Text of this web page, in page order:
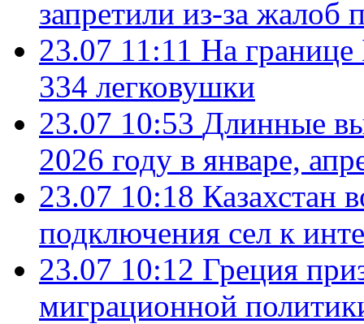
запретили из-за жалоб
23.07 11:11 На границе
334 легковушки
23.07 10:53 Длинные
2026 году в январе,
23.07 10:18 Казахстан
подключения сел к
23.07 10:12 Греция
миграционной